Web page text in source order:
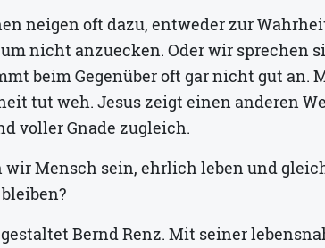
neigen oft dazu, entweder zur
nicht anzuecken. Oder wir sprechen
beim Gegenüber oft gar nicht gut an.
tut weh. Jesus zeigt einen anderen
voller Gnade zugleich.
wir Mensch sein, ehrlich leben und
Bernd Renz. Mit seiner